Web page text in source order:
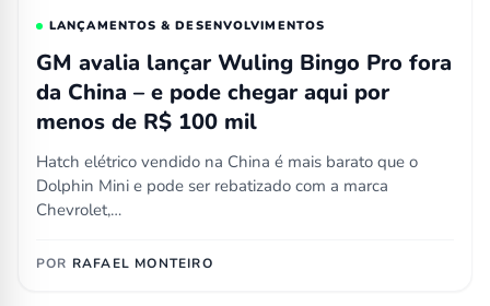
LANÇAMENTOS & DESENVOLVIMENTOS
GM avalia lançar Wuling Bingo Pro fora
da China – e pode chegar aqui por
menos de R$ 100 mil
Hatch elétrico vendido na China é mais barato que o
Dolphin Mini e pode ser rebatizado com a marca
Chevrolet,…
POR RAFAEL MONTEIRO